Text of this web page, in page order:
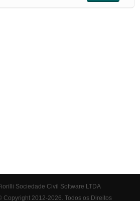
Sociedade Civil Software LTDA
Copyright 2012-2026. Todos os Direitos